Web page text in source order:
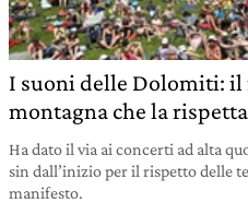
I suoni delle Dolomiti:
montagna che la rispetta
Ha dato il via ai concerti ad alta
sin dall’inizio per il rispetto delle
manifesto.